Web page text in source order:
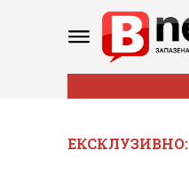
ЕКСКЛУЗИВНО: